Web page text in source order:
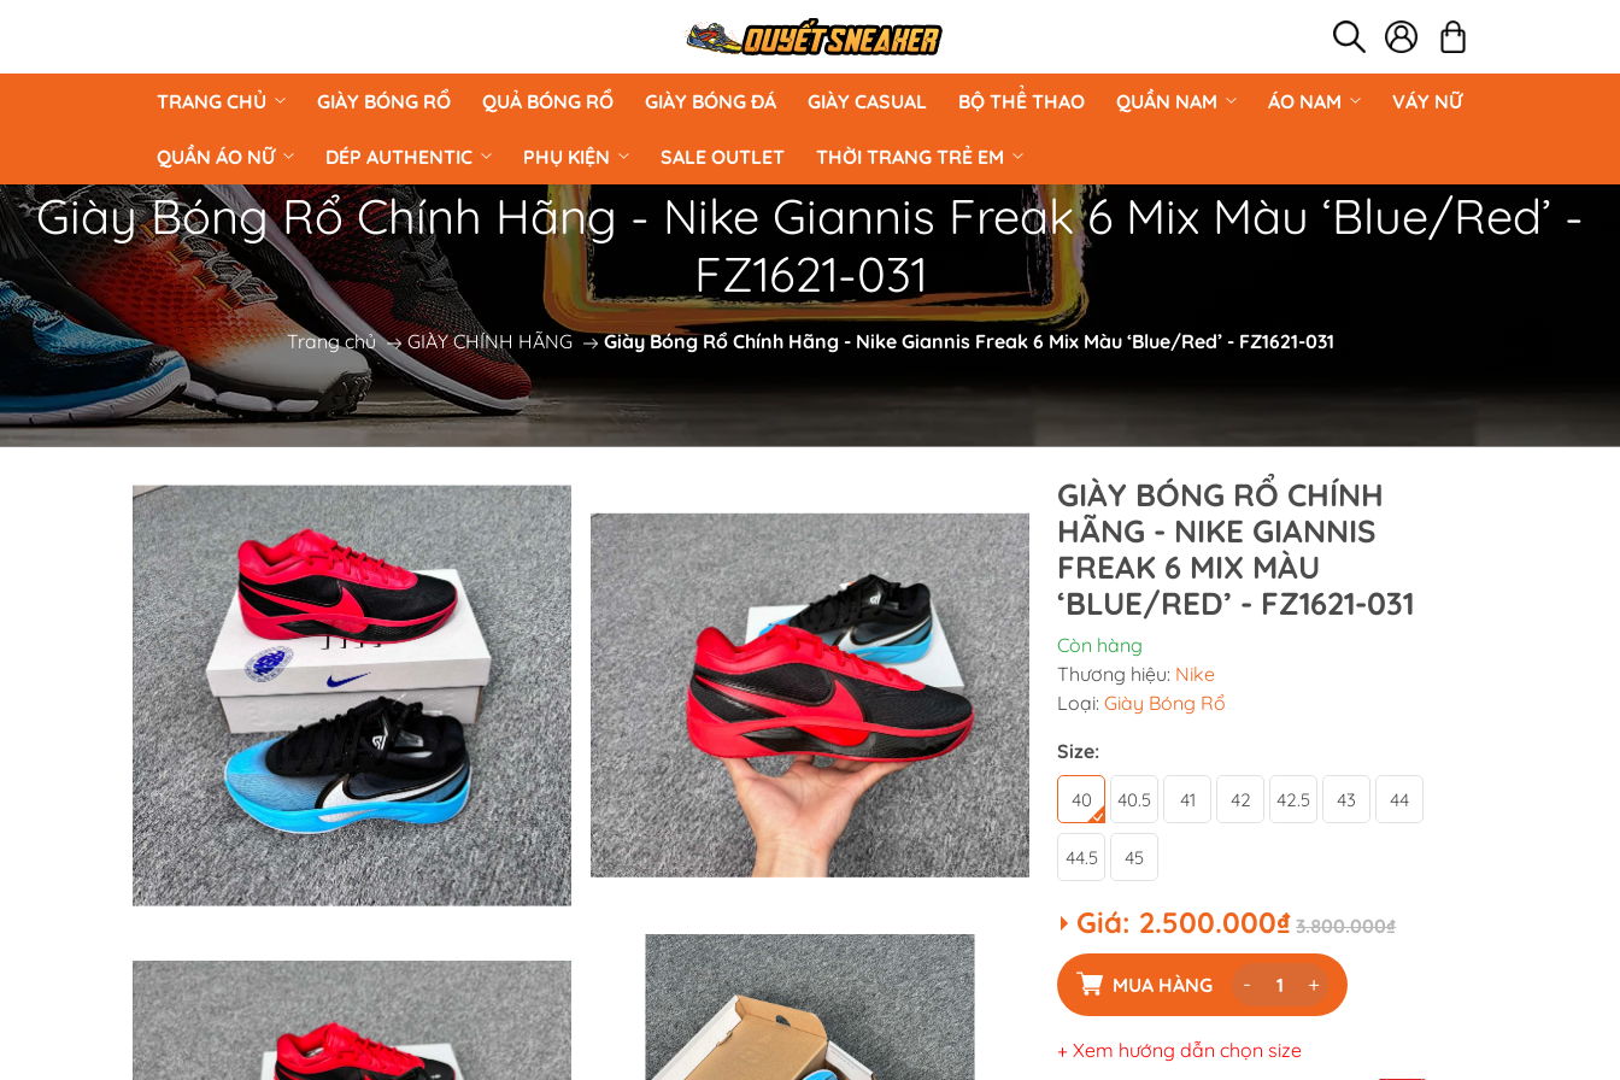
TRANG CHỦ GIÀY BÓNG RỔ QUẢ BÓNG RỔ GIÀY BÓNG ĐÁ GIÀY CASUAL BỘ THỂ THAO QUẦN NAM ÁO NAM VÁY NỮ
QUẦN ÁO NỮ DÉP AUTHENTIC PHỤ KIỆN SALE OUTLET THỜI TRANG TRẺ EM
Giày Bóng Rổ Chính Hãng - Nike Giannis Freak 6 Mix Màu ‘Blue/Red’ -
FZ1621-031
Trang chủ GIÀY CHÍNH HÃNG Giày Bóng Rổ Chính Hãng - Nike Giannis Freak 6 Mix Màu ‘Blue/Red’ - FZ1621-031
GIÀY BÓNG RỔ CHÍNH
HÃNG - NIKE GIANNIS
FREAK 6 MIX MÀU
‘BLUE/RED’ - FZ1621-031
Còn hàng
Thương hiệu: Nike
Loại: Giày Bóng Rổ
Size:
40 40.5 41 42 42.5 43 44
44.5 45
Giá: 2.500.000₫ 3.800.000₫
MUA HÀNG - +
+ Xem hướng dẫn chọn size